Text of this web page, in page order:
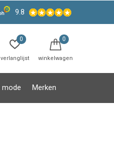
mode Merken
verlanglijst
0
winkelwagen
0
9.8